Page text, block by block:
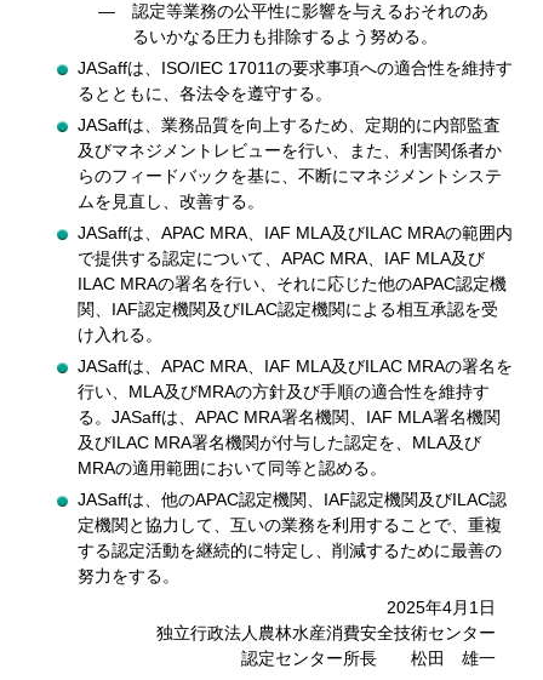
認定等業務の公平性に影響を与えるおそれのあ
るいかなる圧力も排除するよう努める。
JASaffは、ISO/IEC 17011の要求事項への適合性を維持す
るとともに、各法令を遵守する。
JASaffは、業務品質を向上するため、定期的に内部監査
及びマネジメントレビューを行い、また、利害関係者か
らのフィードバックを基に、不断にマネジメントシステ
ムを見直し、改善する。
JASaffは、APAC MRA、IAF MLA及びILAC MRAの範囲内
で提供する認定について、APAC MRA、IAF MLA及び
ILAC MRAの署名を行い、それに応じた他のAPAC認定機
関、IAF認定機関及びILAC認定機関による相互承認を受
け入れる。
JASaffは、APAC MRA、IAF MLA及びILAC MRAの署名を
行い、MLA及びMRAの方針及び手順の適合性を維持す
る。JASaffは、APAC MRA署名機関、IAF MLA署名機関
及びILAC MRA署名機関が付与した認定を、MLA及び
MRAの適用範囲において同等と認める。
JASaffは、他のAPAC認定機関、IAF認定機関及びILAC認
定機関と協力して、互いの業務を利用することで、重複
する認定活動を継続的に特定し、削減するために最善の
努力をする。
2025年4月1日
独立行政法人農林水産消費安全技術センター
認定センター所長 松田 雄一